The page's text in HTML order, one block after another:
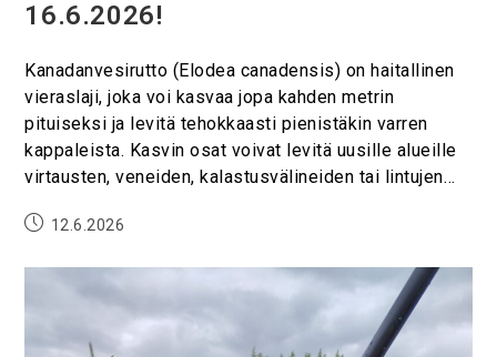
16.6.2026!
Kanadanvesirutto (Elodea canadensis) on haitallinen
vieraslaji, joka voi kasvaa jopa kahden metrin
pituiseksi ja levitä tehokkaasti pienistäkin varren
kappaleista. Kasvin osat voivat levitä uusille alueille
virtausten, veneiden, kalastusvälineiden tai lintujen…
12.6.2026